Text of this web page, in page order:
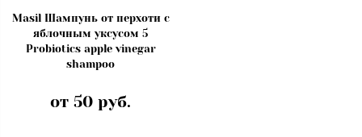
Masil Шампунь от перхоти с
яблочным уксусом 5
Probiotics apple vinegar
shampoo
от 50 руб.